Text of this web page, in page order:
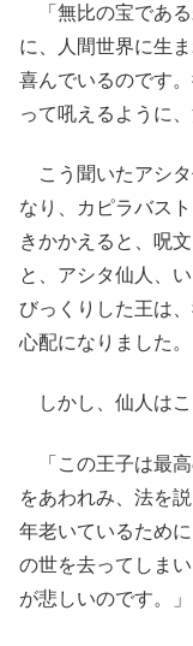
「無比の宝である
に、人間世界に生
喜んでいるのです
って吼えるように
こう聞いたアシタ
なり、カピラバス
きかかえると、呪
と、アシタ仙人、
びっくりした王は
心配になりました。
しかし、仙人はこ
「この王子は最高
をあわれみ、法を
年老いているため
の世を去ってしま
が悲しいのです。」